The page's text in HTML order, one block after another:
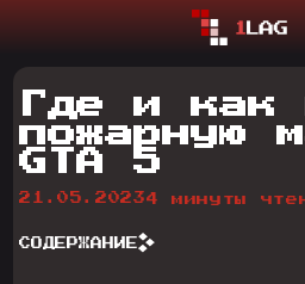
Где и как
пожарную
GTA 5
21.05.2023 4 минуты
СОДЕРЖАНИЕ